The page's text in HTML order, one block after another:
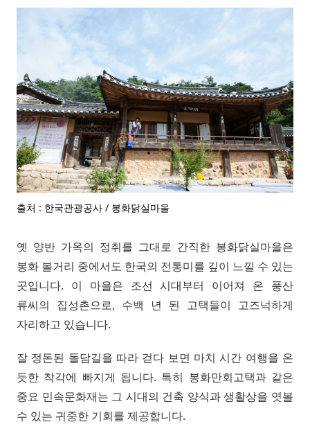
출처 : 한국관광공사 / 봉화닭실마을
옛 양반 가옥의 정취를 그대로 간직한 봉화닭실마을은
봉화 볼거리 중에서도 한국의 전통미를 깊이 느낄 수 있는
곳입니다. 이 마을은 조선 시대부터 이어져 온 풍산
류씨의 집성촌으로, 수백 년 된 고택들이 고즈넉하게
자리하고 있습니다.
잘 정돈된 돌담길을 따라 걷다 보면 마치 시간 여행을 온
듯한 착각에 빠지게 됩니다. 특히 봉화만회고택과 같은
중요 민속문화재는 그 시대의 건축 양식과 생활상을 엿볼
수 있는 귀중한 기회를 제공합니다.